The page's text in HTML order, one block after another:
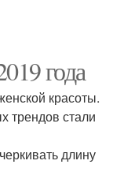
года
красоты.
трендов стали
длину